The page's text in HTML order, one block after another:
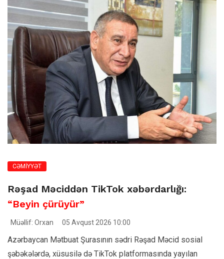
CƏMİYYƏT
Rəşad Məciddən TikTok xəbərdarlığı:
“Beyin çürüyür”
Müəllif: Orxan 05 Avqust 2026 10:00
Azərbaycan Mətbuat Şurasının sədri Rəşad Məcid sosial
şəbəkələrdə, xüsusilə də TikTok platformasında yayılan